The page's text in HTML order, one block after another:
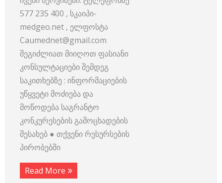
577 235 400 , სკაიპი-
medgeo.net , ელფოსტა
Caumednet@gmail.com
შეგიძლიათ მიიღოთ ფასიანი
კონსულტაციები შემდეგ
საკითხებზე : ინფორმაციების
უწყვეტი მოძიება და
მოწოდება საგრანტო
კონკურესების გამოცხადების
შესახებ ● თქვენი რესურსების
პირობებში
Read More